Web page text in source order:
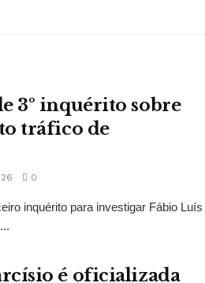
3º inquérito sobre
tráfico de
0
inquérito para investigar Fábio Luís
é oficializada